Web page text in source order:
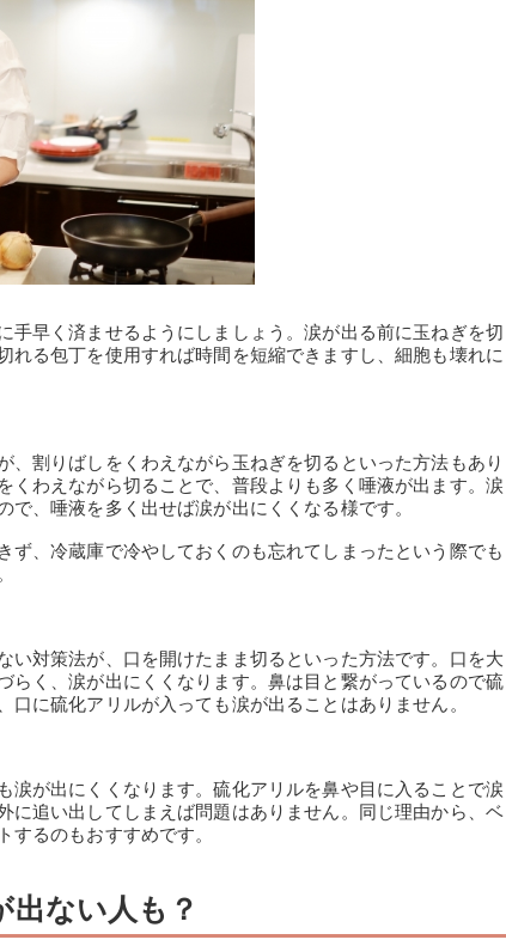
手早く済ませるようにしましょう。涙が出る前に玉ねぎを切
れる包丁を使用すれば時間を短縮できますし、細胞も壊れに
、割りばしをくわえながら玉ねぎを切るといった方法もあり
くわえながら切ることで、普段よりも多く唾液が出ます。涙
で、唾液を多く出せば涙が出にくくなる様です。
ず、冷蔵庫で冷やしておくのも忘れてしまったという際でも
い対策法が、口を開けたまま切るといった方法です。口を大
らく、涙が出にくくなります。鼻は目と繋がっているので硫
に硫化アリルが入っても涙が出ることはありません。
涙が出にくくなります。硫化アリルを鼻や目に入ることで涙
に追い出してしまえば問題はありません。同じ理由から、ベ
するのもおすすめです。
出ない人も？